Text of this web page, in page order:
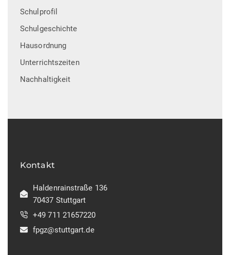
Schulprofil
Schulgeschichte
Hausordnung
Unterrichtszeiten
Nachhaltigkeit
Kontakt
Haldenrainstraße 136
70437 Stuttgart
+49 711 21657220
fpgz@stuttgart.de